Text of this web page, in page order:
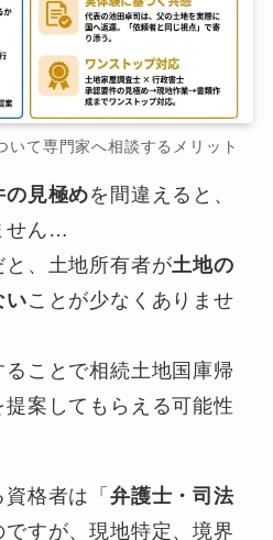
いて専門家へ相談するメリット
の見極めを間違えると、
せん…
、土地所有者が土地の
いことが少なくありませ
ことで相続土地国庫帰
案してもらえる可能性
資格者は「弁護士・司法
ですが、現地特定、境界